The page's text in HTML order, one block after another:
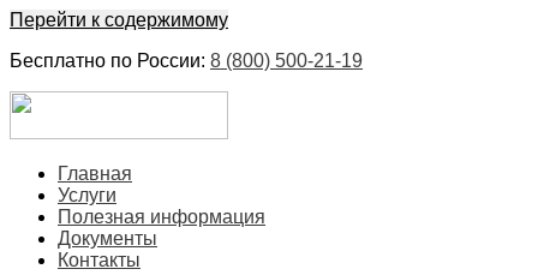
Перейти к содержимому
Бесплатно по России: 8 (800) 500-21-19
БыстроГлавная
Услуги
Полезная информация
Документы
Контакты